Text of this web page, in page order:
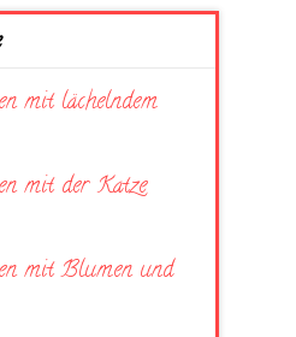
mit lächelndem
mit der Katze
mit Blumen und